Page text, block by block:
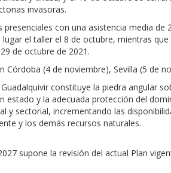
invasoras.
con una asistencia media
el taller el 8 de octubre, mientras
de octubre de 2021.
(4 de noviembre), Sevilla (5 de
constituye la piedra angular
y la adecuada protección del
y sectorial, incrementando las
y los demás recursos naturales.
supone la revisión del actual Plan